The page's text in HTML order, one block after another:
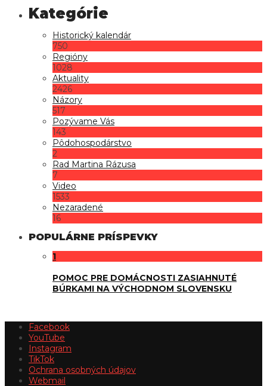
Historický kalendár
750
Regióny
1028
Aktuality
2426
Názory
517
Pozývame Vás
143
Pôdohospodárstvo
2
Rad Martina Rázusa
7
Video
1533
Nezaradené
16
POPULÁRNE PRÍSPEVKY
1
POMOC PRE DOMÁCNOSTI ZASIAHNUTÉ
BÚRKAMI NA VÝCHODNOM SLOVENSKU
Facebook
YouTube
Instagram
TikTok
Ochrana osobných údajov
Webmail